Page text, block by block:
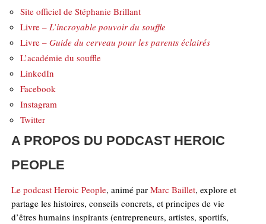
Site officiel de Stéphanie Brillant
Livre –L’incroyable pouvoir du souffle
Livre –Guide du cerveau pour les parents éclairés
L’académie du souffle
LinkedIn
Facebook
Instagram
Twitter
A PROPOS DU PODCAST HEROIC
PEOPLE
Le podcast Heroic People, animé parMarc Baillet, explore et
partage les histoires, conseils concrets, et principes de vie
d’êtres humains inspirants (entrepreneurs, artistes, sportifs,